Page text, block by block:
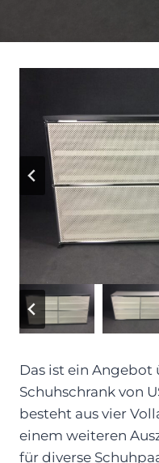
Das ist ein Angebot
Schuhschrank von
besteht aus vier
einem weiteren
für diverse